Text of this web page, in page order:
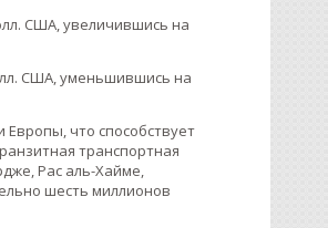
США, увеличившись на
США, уменьшившись на
что способствует
транспортная
Рас аль-Хайме,
шесть миллионов